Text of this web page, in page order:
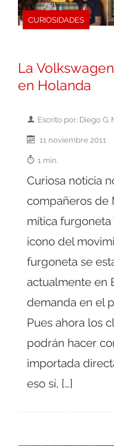
CURIOSIDADES
La
en Holanda
Escrito por: Diego G.
11 noviembre 2011
1 min.
Curiosa noticia
compañeros de
mítica furgoneta
icono del
furgoneta se
actualmente en
demanda en el
Pues ahora los
podrán hacer
importada
eso sí, […]